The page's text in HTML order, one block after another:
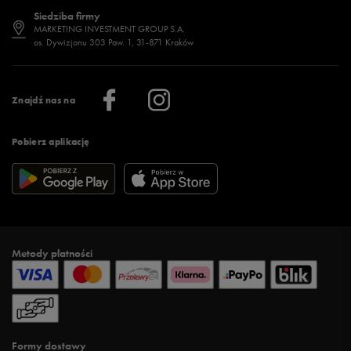
Znajdź nas na
Pobierz aplikację
Regulamin sklepu 50 style
Regulamin aplikacji 50 style
Więcej regulaminów >
Jak wybrać buty na zimę?
Więcej >
Stylizacje damskie
Sklepy stacjonarne
Klub 50 style
Praca
Informacje o firmie
Siedziba firmy
MARKETING INVESTMENT GROUP S.A.
os. Dywizjonu 303 Paw. 1, 31-871 Kraków
Metody płatności
Formy dostawy